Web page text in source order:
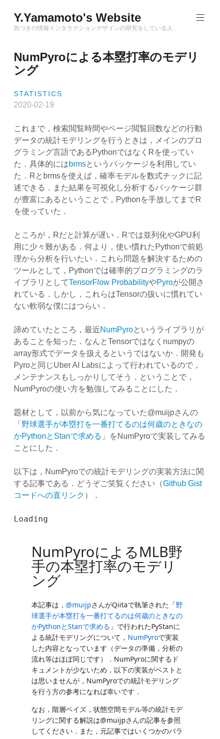
to
content
Y.Yamamoto's Website
気づきの情報インタラクションデザインの研究をしている人
NumPyroによる本塁打率のモデリ
ング
STATISTICS
2020-02-19
これまで，検索閲覧時間やページ閲覧回数などの行動
データの統計モデリングを行うときは，メインのプロ
グラミング言語であるPythonではなくRを使ってい
た．具体的にはbrmsというパッケージを利用してい
た．Rとbrmsを使えば，確率モデルを数式チックに記
述できる．また結果を可視化し分析するパッケージ群
が豊富にあるということで，Pythonを手放してまでR
を使っていた．
ところが，Rだと計算が遅い．Rでは並列化やGPU利
用に少々難がある．何より，使い慣れたPythonで前処
理から分析を行いたい．これら問題を解決するための
ツールとして，Pythonでは確率的プログラミングのラ
イブラリとしてTensorFlow ProbabilityやPyroが公開さ
れている．しかし，これらはTensorの扱いに慣れてい
ない軟弱な僕にはつらい．
諦めていたところ，最近NumPyroというライブラリが
あることを知った．なんとTensorではなくnumpyの
array形式でデータを扱えるというではないか．開発も
Pyroと同じUber AI Labsによって行われているので，
メンテナンスもしっかりしてそう．ということで，
NumPyroの使い方を勉強してみることにした．
題材として，以前から気になっていた@muijpさんの
「 野球選手が本塁打を一番打てるのは何歳のときなの
かPythonと Stanで求める 」をNumPyroで実装してみる
ことにした．
以下は，NumPyroでの統計モデリングの実装方法に関
する記事である．どうぞご笑覧ください（Github Gist
コードへの直リンク ）．
Loading